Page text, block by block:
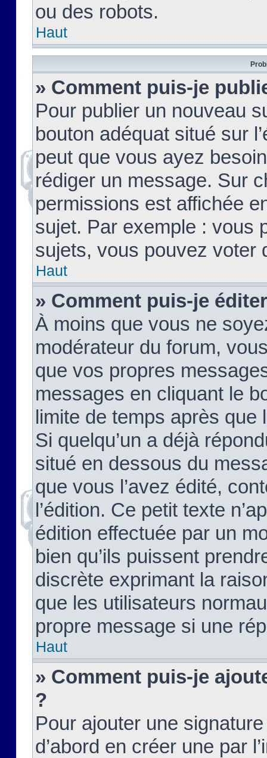
ou des robots.
Haut
» Comment puis-je
Pour publier un nouveau
bouton adéquat situé sur
peut que vous ayez
rédiger un message. Sur
permissions est affichée
sujet. Par exemple : vous
sujets, vous pouvez voter
Haut
» Comment puis-je
À moins que vous ne
modérateur du forum,
que vos propres
messages en cliquant le
limite de temps après que
Si quelqu’un a déjà
situé en dessous du
que vous l’avez édité,
l’édition. Ce petit texte
édition effectuée par un
bien qu’ils puissent
discrète exprimant la
que les utilisateurs
propre message si une
Haut
» Comment puis-je
?
Pour ajouter une
d’abord en créer une par